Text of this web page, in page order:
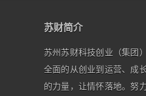
苏财简介
苏州苏财科技创业（集团
全面的从创业到运营、成
的力量，让情怀落地。努